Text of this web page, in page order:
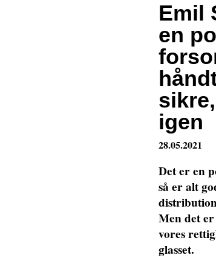
Emil
en
igen
28.05.2021
Det er en
så er alt
Men det
vores
glasset.